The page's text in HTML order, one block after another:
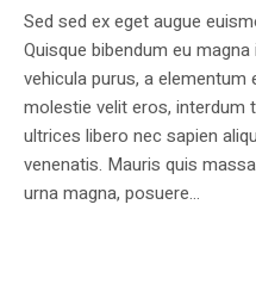
Sed sed ex eget augue
Quisque bibendum eu
vehicula purus, a
molestie velit eros, interdum
ultrices libero nec sapien
venenatis. Mauris quis
urna magna, posuere...